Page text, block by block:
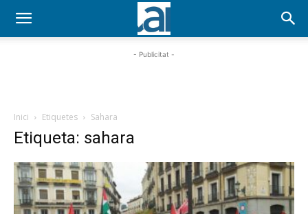
- Publicitat -
Inici Etiquetes Sahara
Etiqueta: sahara